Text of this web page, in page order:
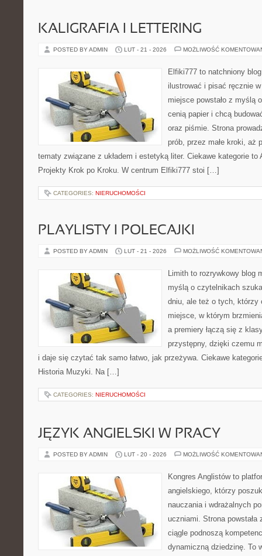
KALIGRAFIA I LETTERING
POSTED BY ADMIN LUT - 21 - 2026 MOŻLIWOŚĆ
Elfiki777 to natchniony
ilustrować i pisać ręcznie
miejsce powstało z myślą
cenią papier i chcą
oraz piśmie. Strona
prób, przez małe kroki, aż
tematy związane z układem i estetyką liter. Ciekawe kategorie
Projekty Krok po Kroku. W centrum Elfiki777 stoi […]
CATEGORIES: NIERUCHOMOŚCI
PLAYLISTY I POLECAJKI
POSTED BY ADMIN LUT - 21 - 2026 MOŻLIWOŚĆ
Limith to rozrywkowy blog
myślą o czytelnikach
dniu, ale też o tych, którzy
miejsce, w którym
a premiery łączą się z
przystępny, dzięki czemu
i daje się czytać tak samo łatwo, jak przeżywa. Ciekawe
Historia Muzyki. Na […]
CATEGORIES: NIERUCHOMOŚCI
JĘZYK ANGIELSKI W PRACY
POSTED BY ADMIN LUT - 20 - 2026 MOŻLIWOŚĆ
Kongres Anglistów to
angielskiego, którzy
nauczania i wdrażalnych
uczniami. Strona
ciągle podnoszą
dynamiczną dziedzinę. To